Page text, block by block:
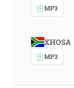
MP3
XHOSA
MP3